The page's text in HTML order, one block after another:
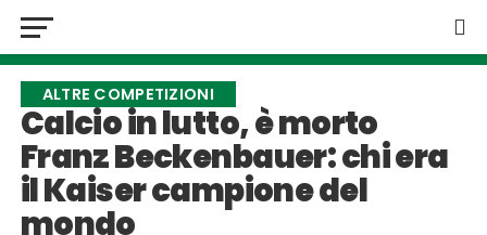
ALTRE COMPETIZIONI
Calcio in lutto, è morto
Franz Beckenbauer: chi era
il Kaiser campione del
mondo